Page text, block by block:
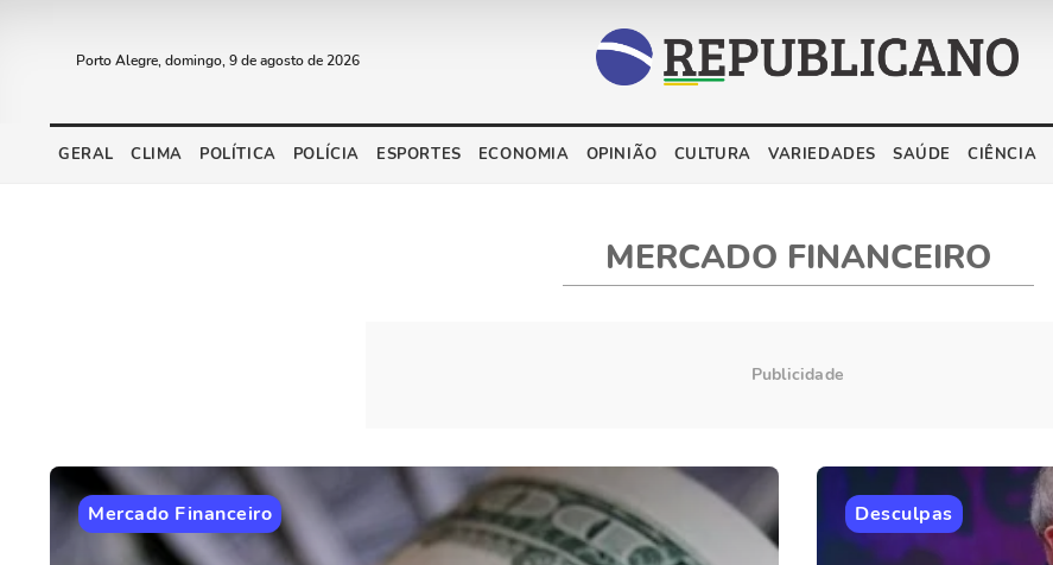
Porto Alegre, domingo, 9 de agosto de 2026
GERAL CLIMA POLÍTICA POLÍCIA ESPORTES ECONOMIA OPINIÃO CULTURA VARIEDADES SAÚDE CIÊNCIA
MERCADO FINANCEIRO
Mercado Financeiro Desculpas